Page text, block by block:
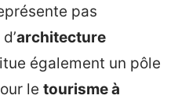
pas
architecture
également un pôle
le tourisme à